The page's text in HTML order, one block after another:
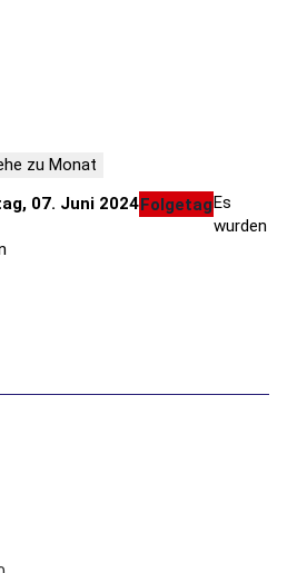
zu Monat
07. Juni 2024FolgetagEs
wurden